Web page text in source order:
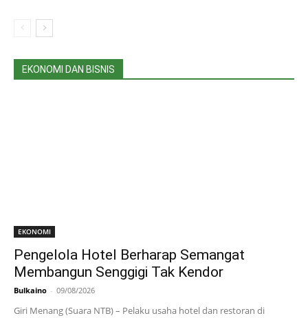
EKONOMI DAN BISNIS
EKONOMI
Pengelola Hotel Berharap Semangat
Membangun Senggigi Tak Kendor
Bulkaino - 09/08/2026
Giri Menang (Suara NTB) – Pelaku usaha hotel dan restoran di